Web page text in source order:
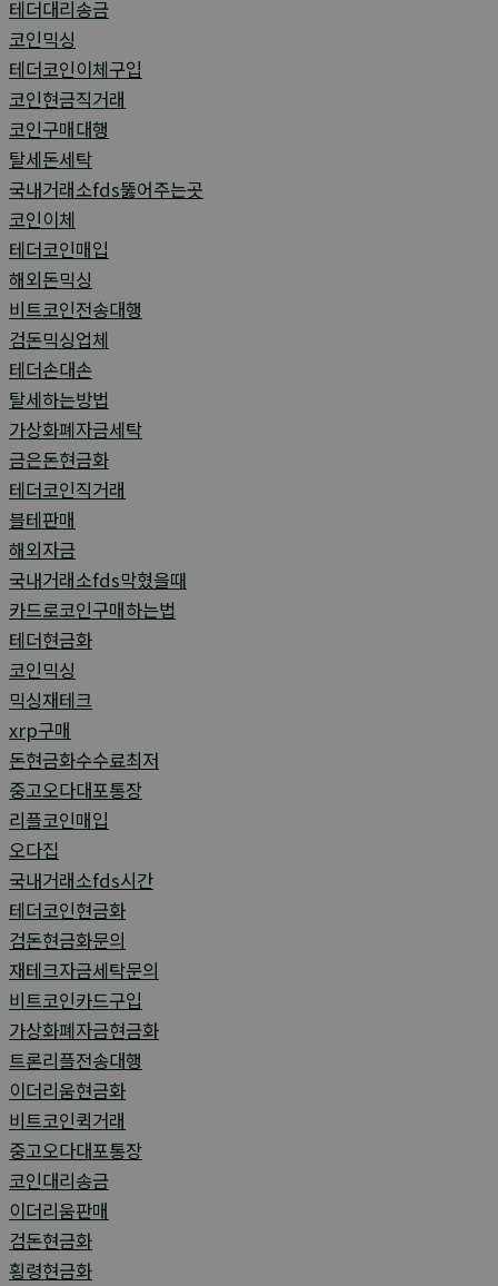
테더대리송금
코인믹싱
테더코인이체구입
코인현금직거래
코인구매대행
탈세돈세탁
국내거래소fds뚫어주는곳
코인이체
테더코인매입
해외돈믹싱
비트코인전송대행
검돈믹싱업체
테더손대손
탈세하는방법
가상화폐자금세탁
금은돈현금화
테더코인직거래
블테판매
해외자금
국내거래소fds막혔을때
카드로코인구매하는법
테더현금화
코인믹싱
믹싱재테크
xrp구매
돈현금화수수료최저
중고오다대포통장
리플코인매입
오다집
국내거래소fds시간
테더코인현금화
검돈현금화문의
재테크자금세탁문의
비트코인카드구입
가상화폐자금현금화
트론리플전송대행
이더리움현금화
비트코인퀵거래
중고오다대포통장
코인대리송금
이더리움판매
검돈현금화
횡령현금화